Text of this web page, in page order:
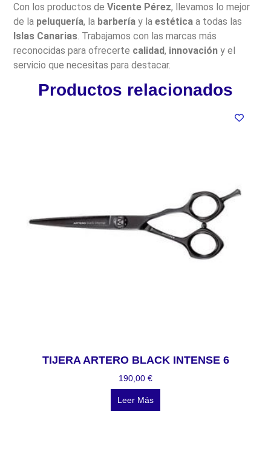
Con los productos deVicente Pérez, llevamos lo mejor
de la peluquería, la barbería y laestética a todas las
Islas Canarias. Trabajamos con las marcas más
reconocidas para ofrecerte calidad, innovación y el
servicio que necesitas para destacar.
Productos relacionados
TIJERA ARTERO BLACK INTENSE 6
190,00 €
Leer Más